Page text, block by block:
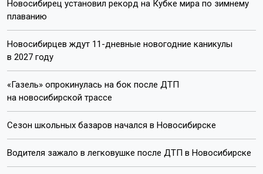
Новосибирец установил рекорд на Кубке мира по зимнему
плаванию
Новосибирцев ждут 11-дневные новогодние каникулы
в 2027 году
«Газель» опрокинулась на бок после ДТП
на новосибирской трассе
Сезон школьных базаров начался в Новосибирске
Водителя зажало в легковушке после ДТП в Новосибирске